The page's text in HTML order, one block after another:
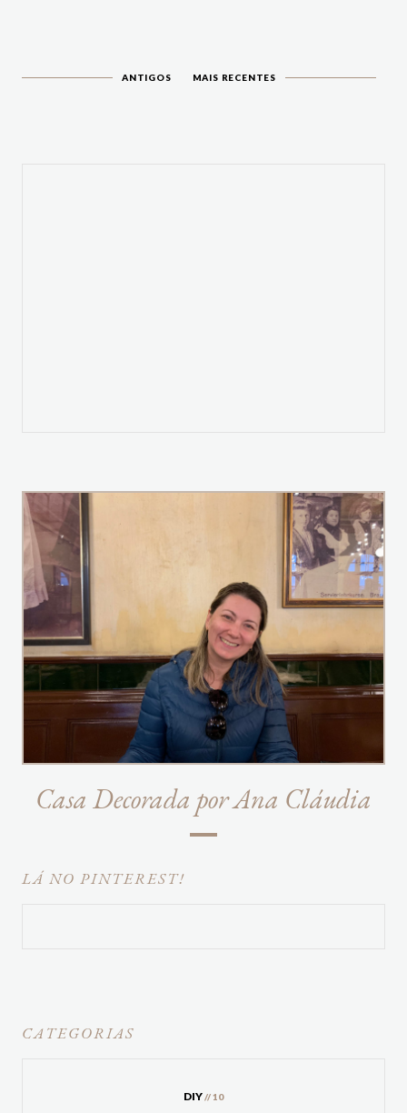
ANTIGOS MAIS RECENTES
Casa Decorada por Ana Cláudia
LÁ NO PINTEREST!
CATEGORIAS
DIY// 10